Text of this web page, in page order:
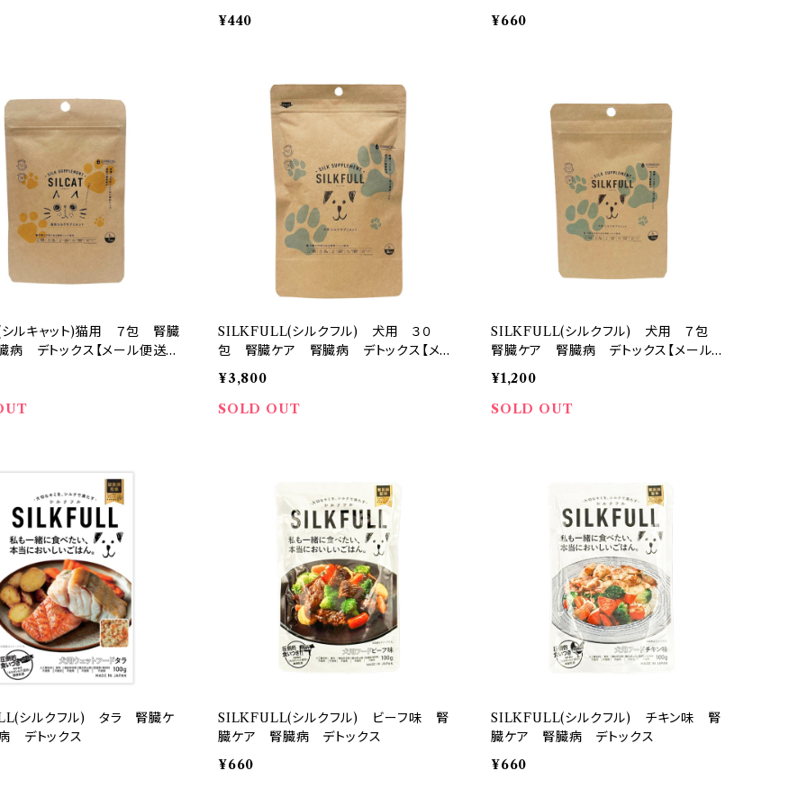
¥440
ス
¥660
ルキャット)猫用 ７包 腎臓
デトックス【メール便送料
SILKFULL(シルクフル) 犬用 ３０
包 腎臓ケア 腎臓病 デトックス【メー
ル便送料無料】
¥3,800
SOLD OUT
SILKFULL(シルクフル) 犬用 ７包
腎臓ケア 腎臓病 デトックス【メール便
送料無料】
¥1,200
SOLD OUT
シルクフル) タラ 腎臓ケ
デトックス
SILKFULL(シルクフル) ビーフ味 腎
臓ケア 腎臓病 デトックス
¥660
SILKFULL(シルクフル) チキン味 腎
臓ケア 腎臓病 デトックス
¥660